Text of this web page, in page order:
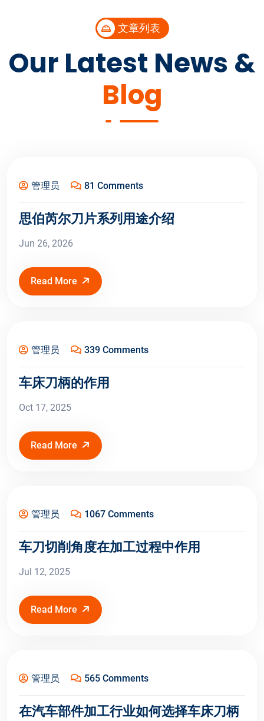
文章列表
Our Latest News &
Blog
管理员 81 Comments
思伯芮尔刀片系列用途介绍
Jun 26, 2026
Read More
管理员 339 Comments
车床刀柄的作用
Oct 17, 2025
Read More
管理员 1067 Comments
车刀切削角度在加工过程中作用
Jul 12, 2025
Read More
管理员 565 Comments
在汽车部件加工行业如何选择车床刀柄